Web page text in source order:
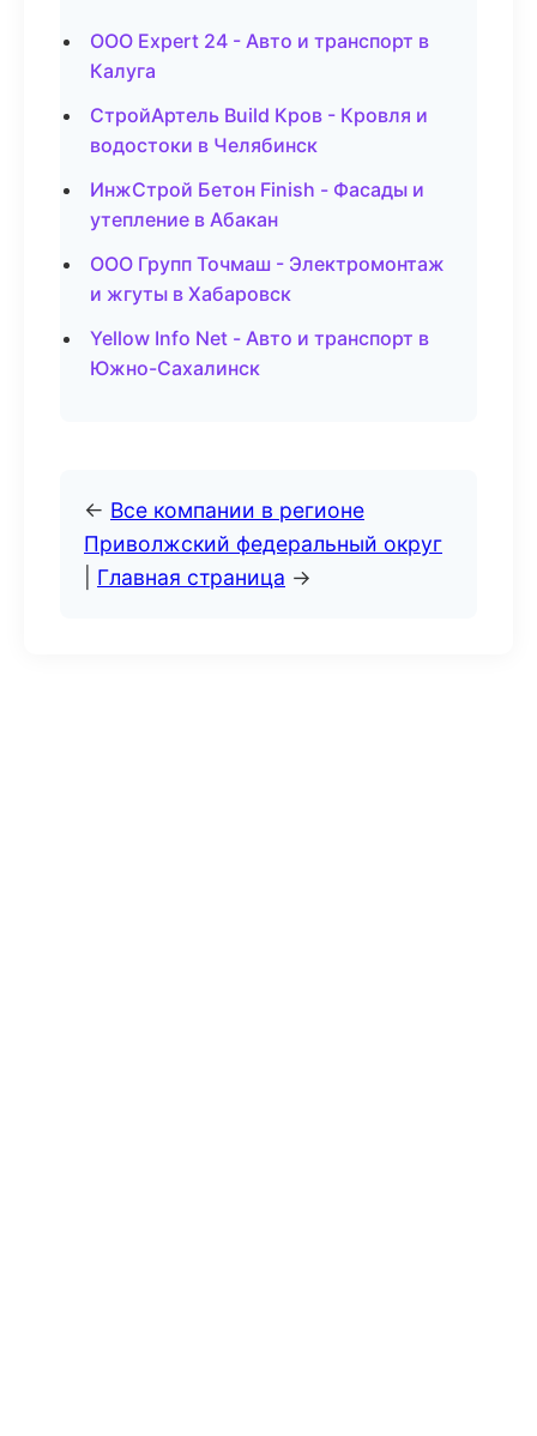
ООО Expert 24 - Авто и транспорт в
Калуга
СтройАртель Build Кров - Кровля и
водостоки в Челябинск
ИнжСтрой Бетон Finish - Фасады и
утепление в Абакан
ООО Групп Точмаш - Электромонтаж
и жгуты в Хабаровск
Yellow Info Net - Авто и транспорт в
Южно-Сахалинск
← Все компании в регионе
Приволжский федеральный округ
Главная страница →